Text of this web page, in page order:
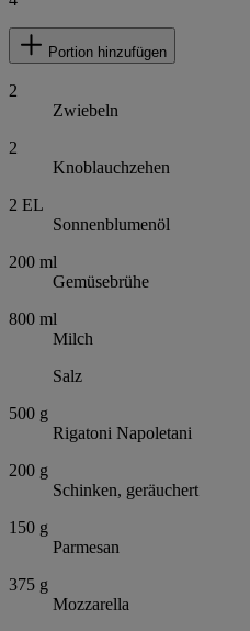
Portion hinzufügen
2
Zwiebeln
2
Knoblauchzehen
2 EL
Sonnenblumenöl
200 ml
Gemüsebrühe
800 ml
Milch
Salz
500 g
Rigatoni Napoletani
200 g
Schinken, geräuchert
150 g
Parmesan
375 g
Mozzarella